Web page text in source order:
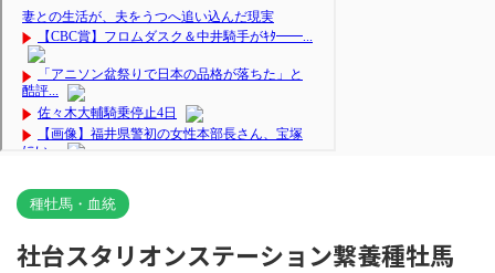
種牡馬・血統
社台スタリオンステーション繋養種牡馬